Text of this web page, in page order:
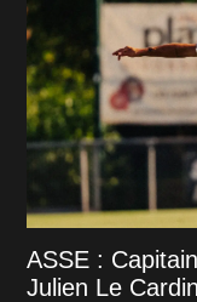
ASSE :
Julien Le